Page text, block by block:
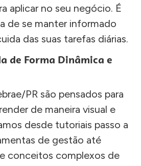
aplicar no seu negócio. É
de se manter informado
das suas tarefas diárias.
de Forma Dinâmica e
PR são pensados para
de maneira visual e
desde tutoriais passo a
de gestão até
conceitos complexos de